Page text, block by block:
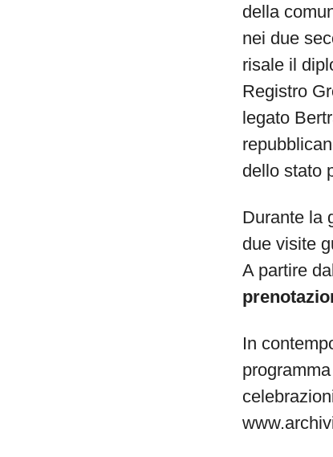
della
nei due
risale il
Registro
legato
dello stato
Durante la
due visite
A partire
In